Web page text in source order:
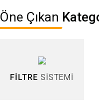
Ürün açıklamasında eksik
Bu ürüne benzer farklı
Öne Çıkan
FİLTRE SİSTEMİ